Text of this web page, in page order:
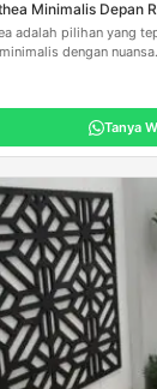
Minimalis Depan
adalah pilihan yang
dengan
Tanya